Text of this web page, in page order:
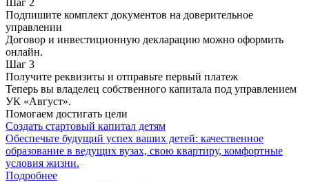
Подпишите комплект документов на доверительное
управлении
Договор и инвестиционную декларацию можно оформить
онлайн.
Шаг 3
Получите реквизиты и отправьте первый платеж
Теперь вы владелец собственного капитала под управлением
УК «Август».
Помогаем достигать цели
Создать стартовый капитал детям
Обеспечьте будущий успех ваших детей: качественное
образование в ведущих вузах, свою квартиру, комфортные
условия жизни.
Подробнее